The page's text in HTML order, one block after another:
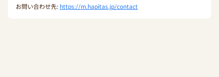
お問い合わせ先: https://m.hapitas.jp/contact